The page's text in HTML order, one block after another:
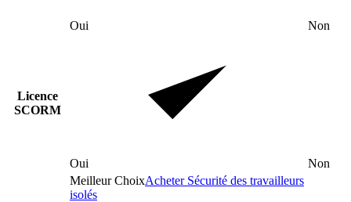
Oui Non
Licence
SCORM
Oui
Non
Meilleur ChoixAcheter Sécurité des travailleurs
isolés